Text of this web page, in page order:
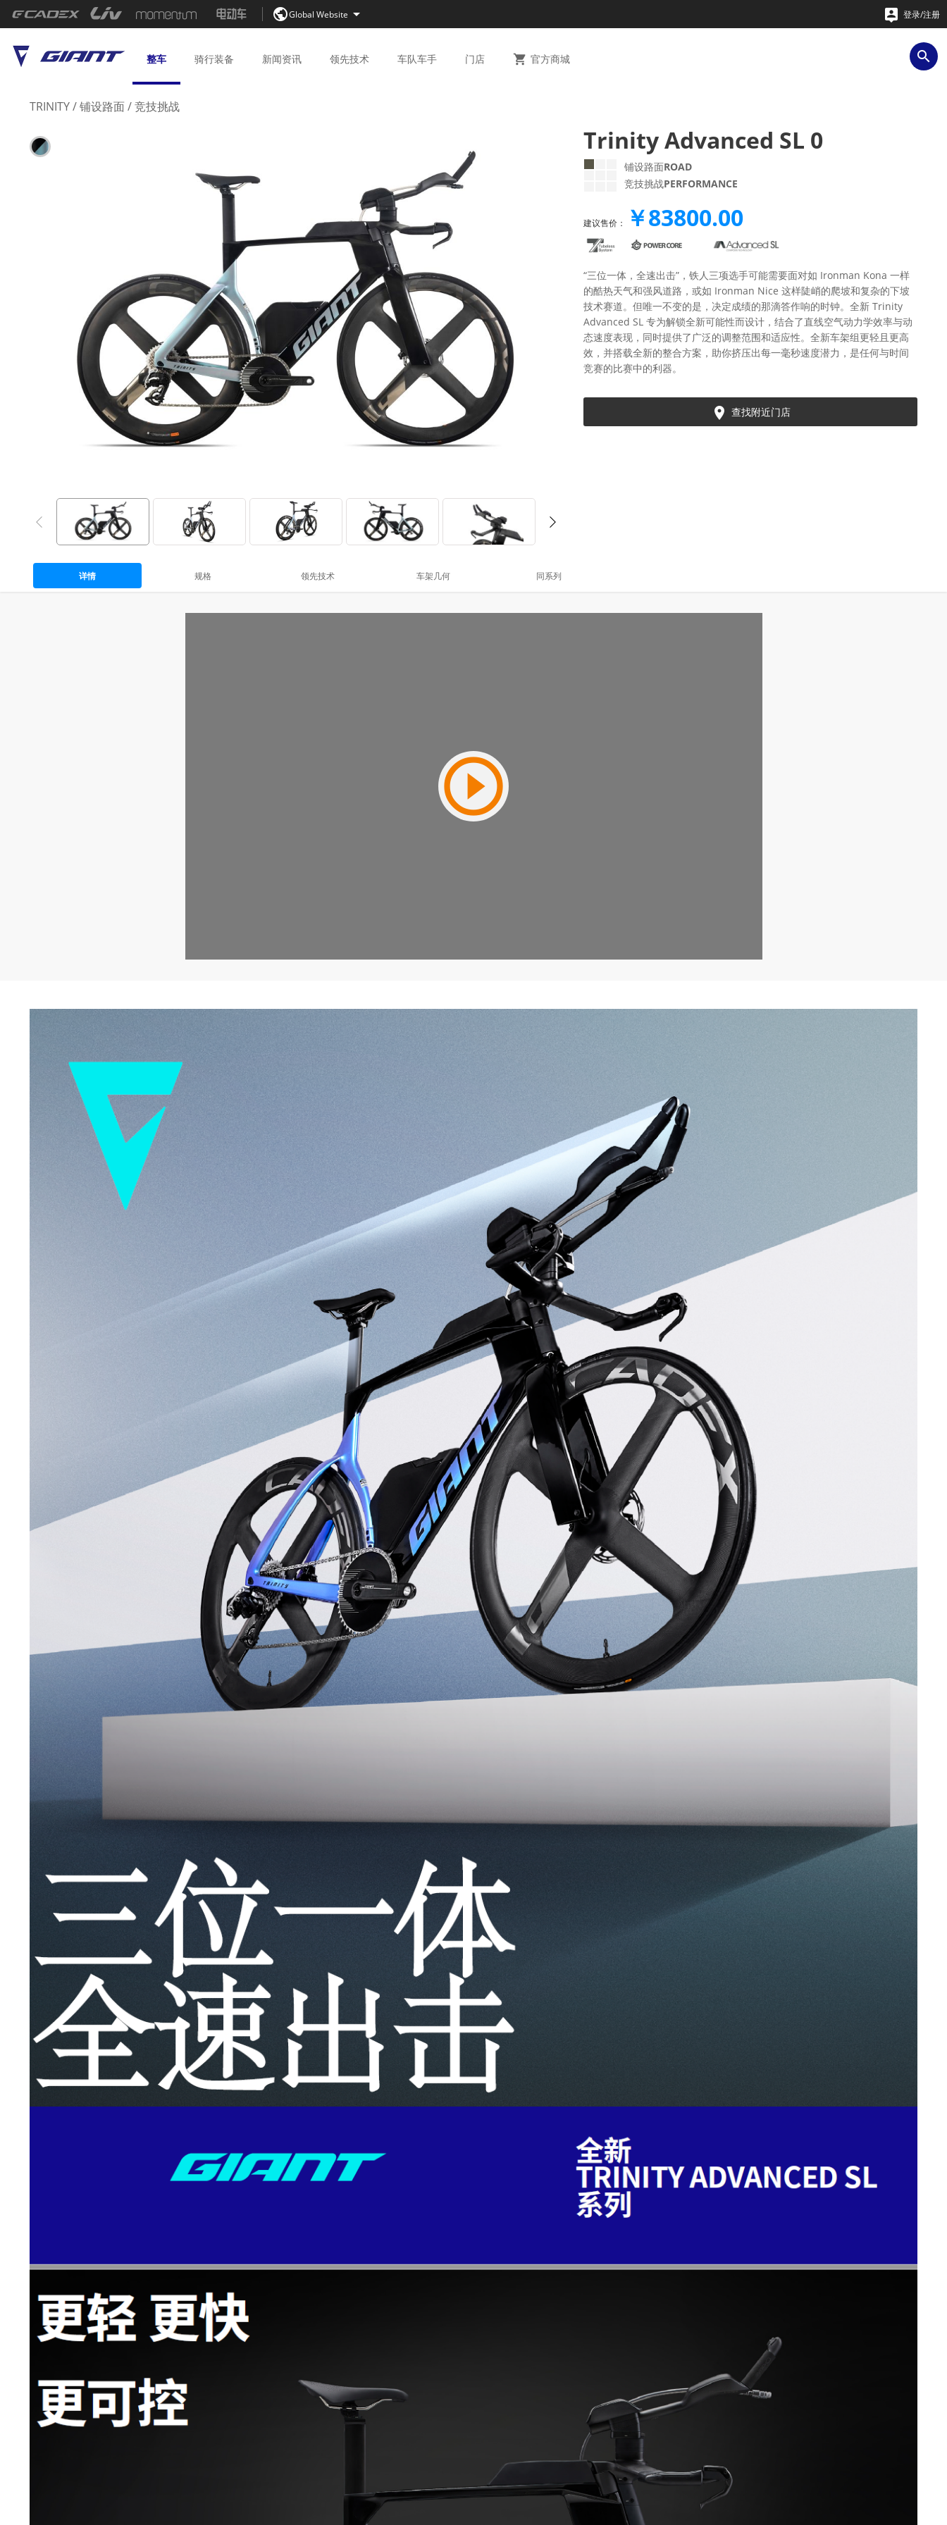
Global Website   登录/注册
整车 骑行装备 新闻资讯 领先技术 车队车手 门店  官方商城 
TRINITY/铺设路面/竞技挑战
Trinity Advanced SL 0
铺设路面ROAD
竞技挑战PERFORMANCE
建议售价： ￥83800.00
“三位一体，全速出击”，铁人三项选手可能需要面对如 Ironman Kona 一样
的酷热天气和强风道路，或如 Ironman Nice 这样陡峭的爬坡和复杂的下坡
技术赛道。但唯一不变的是，决定成绩的那滴答作响的时钟。全新 Trinity
Advanced SL 专为解锁全新可能性而设计，结合了直线空气动力学效率与动
态速度表现，同时提供了广泛的调整范围和适应性。全新车架组更轻且更高
效，并搭载全新的整合方案，助你挤压出每一毫秒速度潜力，是任何与时间
竞赛的比赛中的利器。
 查找附近门店
详情 规格 领先技术 车架几何 同系列